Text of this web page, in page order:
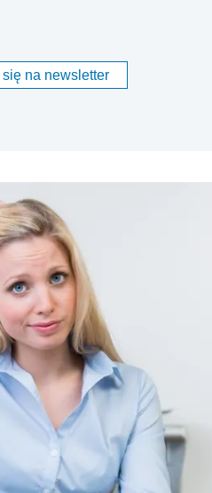
na newsletter